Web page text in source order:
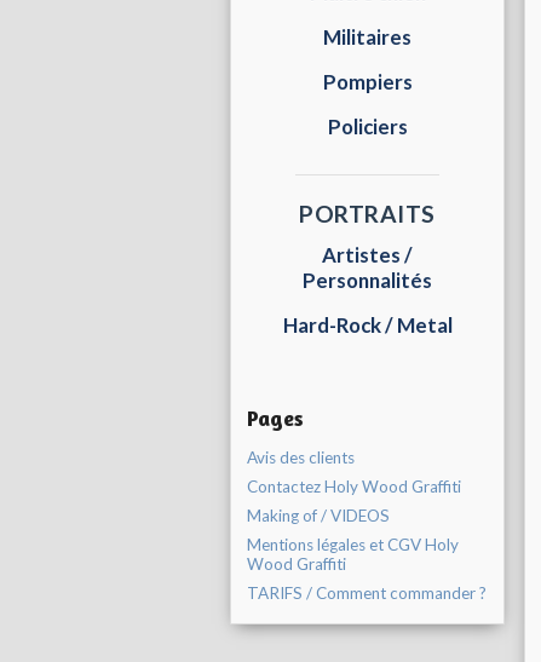
Militaires
Pompiers
Policiers
PORTRAITS
Artistes /
Personnalités
Hard-Rock / Metal
Pages
Avis des clients
Contactez Holy Wood Graffiti
Making of / VIDEOS
Mentions légales et CGV Holy
Wood Graffiti
TARIFS / Comment commander ?